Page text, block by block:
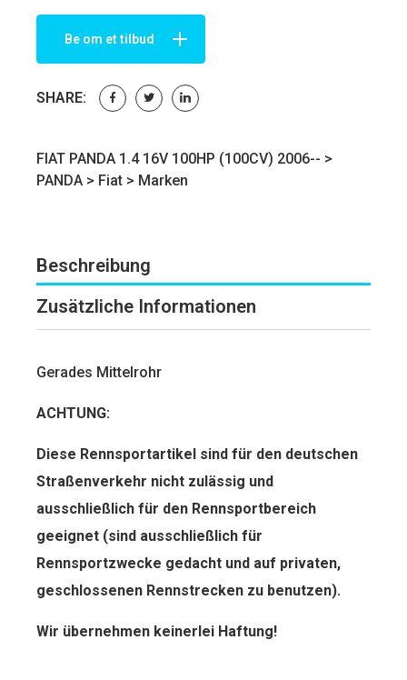
Be om et tilbud
SHARE:
FIAT PANDA 1.4 16V 100HP (100CV) 2006-- >
PANDA > Fiat > Marken
Beschreibung
Zusätzliche Informationen
Gerades Mittelrohr
ACHTUNG:
Diese Rennsportartikel sind für den deut­schen
Straßenverkehr nicht zulässig und
ausschließlich für den Rennsportbereich
geeignet (sind ausschließlich für
Rennsportzwecke gedacht und auf privaten,
geschlossenen Rennstrecken zu benutzen).
Wir übernehmen keinerlei Haftung!